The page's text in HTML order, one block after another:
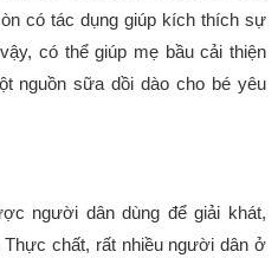
có tác dụng giúp kích thích sự
có thể giúp mẹ bầu cải thiện
nguồn sữa dồi dào cho bé yêu
người dân dùng để giải khát,
chất, rất nhiều người dân ở